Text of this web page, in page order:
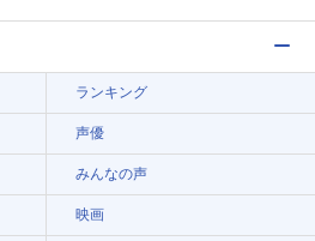
ランキング
声優
みんなの声
映画